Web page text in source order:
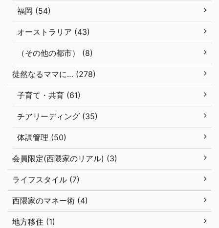
福岡 (54)
オーストラリア (43)
（その他の都市） (8)
徒然なるママに… (278)
子育て・共育 (61)
チアリーディング (35)
体調管理 (50)
会員限定(西隈家のリアル) (3)
ライフスタイル (7)
西隈家のマネー術 (4)
地方移住 (1)